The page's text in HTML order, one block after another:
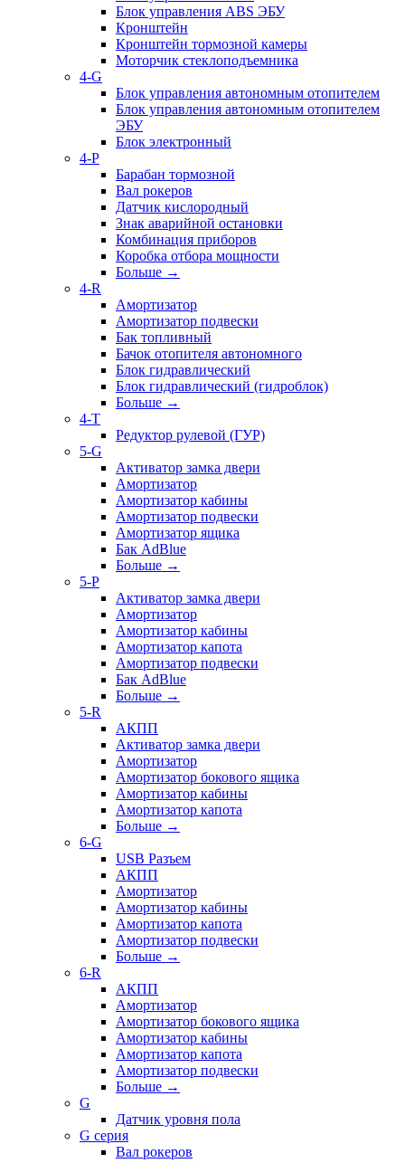
Блок управления ABS ЭБУ
Кронштейн
Кронштейн тормозной камеры
Моторчик стеклоподъемника
4-G
Блок управления автономным отопителем
Блок управления автономным отопителем
ЭБУ
Блок электронный
4-P
Барабан тормозной
Вал рокеров
Датчик кислородный
Знак аварийной остановки
Комбинация приборов
Коробка отбора мощности
Больше →
4-R
Амортизатор
Амортизатор подвески
Бак топливный
Бачок отопителя автономного
Блок гидравлический
Блок гидравлический (гидроблок)
Больше →
4-T
Редуктор рулевой (ГУР)
5-G
Активатор замка двери
Амортизатор
Амортизатор кабины
Амортизатор подвески
Амортизатор ящика
Бак AdBlue
Больше →
5-P
Активатор замка двери
Амортизатор
Амортизатор кабины
Амортизатор капота
Амортизатор подвески
Бак AdBlue
Больше →
5-R
АКПП
Активатор замка двери
Амортизатор
Амортизатор бокового ящика
Амортизатор кабины
Амортизатор капота
Больше →
6-G
USB Разъем
АКПП
Амортизатор
Амортизатор кабины
Амортизатор капота
Амортизатор подвески
Больше →
6-R
АКПП
Амортизатор
Амортизатор бокового ящика
Амортизатор кабины
Амортизатор капота
Амортизатор подвески
Больше →
G
Датчик уровня пола
G серия
Вал рокеров